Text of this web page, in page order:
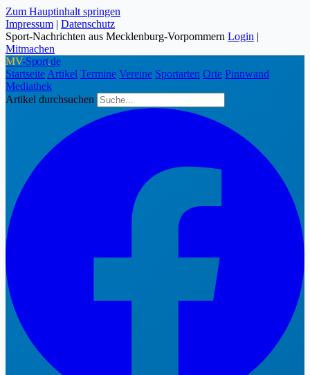
Zum Hauptinhalt springen
Impressum | Datenschutz
Sport-Nachrichten aus Mecklenburg-Vorpommern Login |
Mitmachen
MV-Sport.de
Startseite Artikel Termine Vereine Sportarten Orte Pinnwand
Mediathek
Artikel durchsuchen